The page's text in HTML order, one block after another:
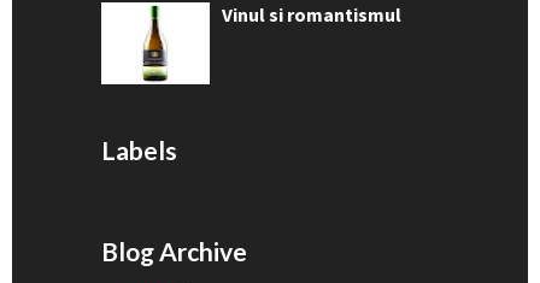
Vinul si romantismul
Labels
Blog Archive